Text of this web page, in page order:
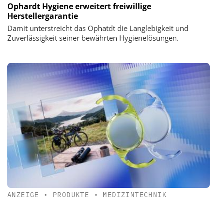
Ophardt Hygiene erweitert freiwillige
Herstellergarantie
Damit unterstreicht das Ophatdt die Langlebigkeit und
Zuverlässigkeit seiner bewährten Hygienelösungen.
ANZEIGE • PRODUKTE • MEDIZINTECHNIK